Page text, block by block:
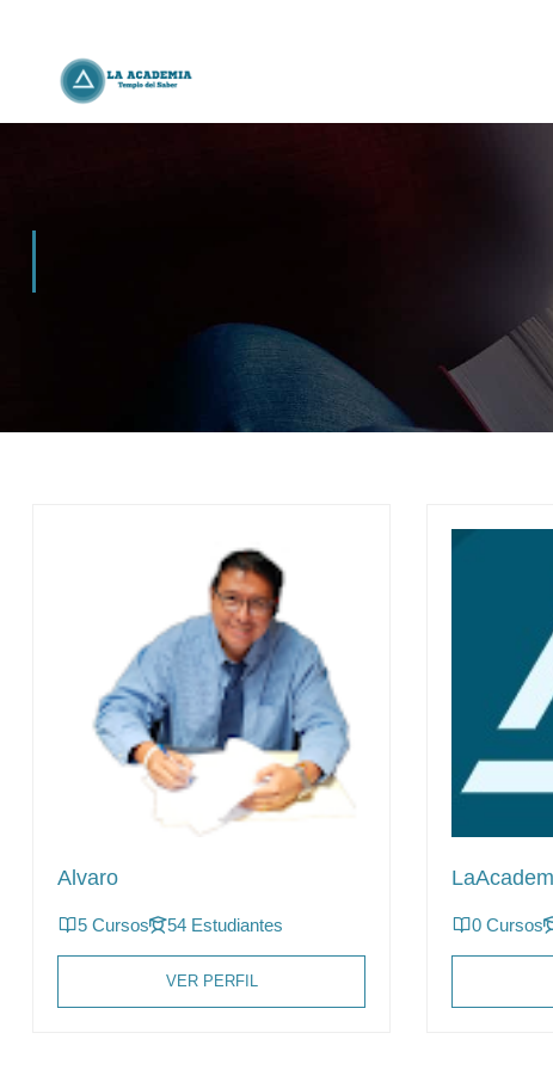
Alvaro
5 Cursos 54 Estudiantes
VER PERFIL
0 Cursos